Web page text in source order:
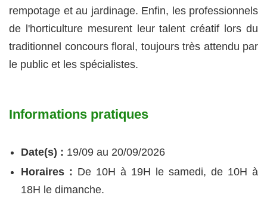
rempotage et au jardinage. Enfin, les professionnels
de l'horticulture mesurent leur talent créatif lors du
traditionnel concours floral, toujours très attendu par
le public et les spécialistes.
Informations pratiques
Date(s) : 19/09 au 20/09/2026
Horaires : De 10H à 19H le samedi, de 10H à
18H le dimanche.